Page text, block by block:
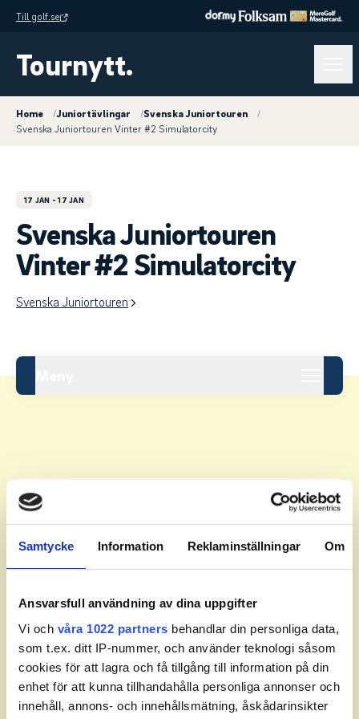
Samtycke Information Reklaminställningar Om
Ansvarsfull användning av dina uppgifter
Vi och våra 1022 partners behandlar din personliga data,
som t.ex. ditt IP-nummer, och använder teknologi såsom
cookies för att lagra och få tillgång till information på din
enhet för att kunna tillhandahålla personliga annonser och
innehåll, annons- och innehållsmätning, åskådarinsikter
Till golf.se
Tournytt.
Home /Juniortävlingar /Svenska Juniortouren
/
Svenska Juniortouren Vinter #2 Simulatorcity
17 JAN - 17 JAN
Svenska Juniortouren
Vinter #2 Simulatorcity
Svenska Juniortouren
Leaderboard.
Pos Namn